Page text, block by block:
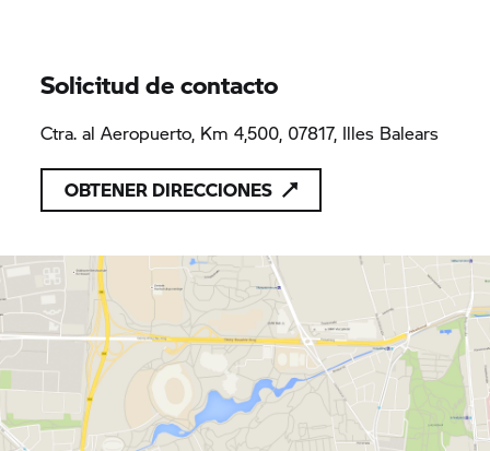
Solicitud de contacto
Ctra. al Aeropuerto, Km 4,500, 07817, Illes Balears
OBTENER DIRECCIONES